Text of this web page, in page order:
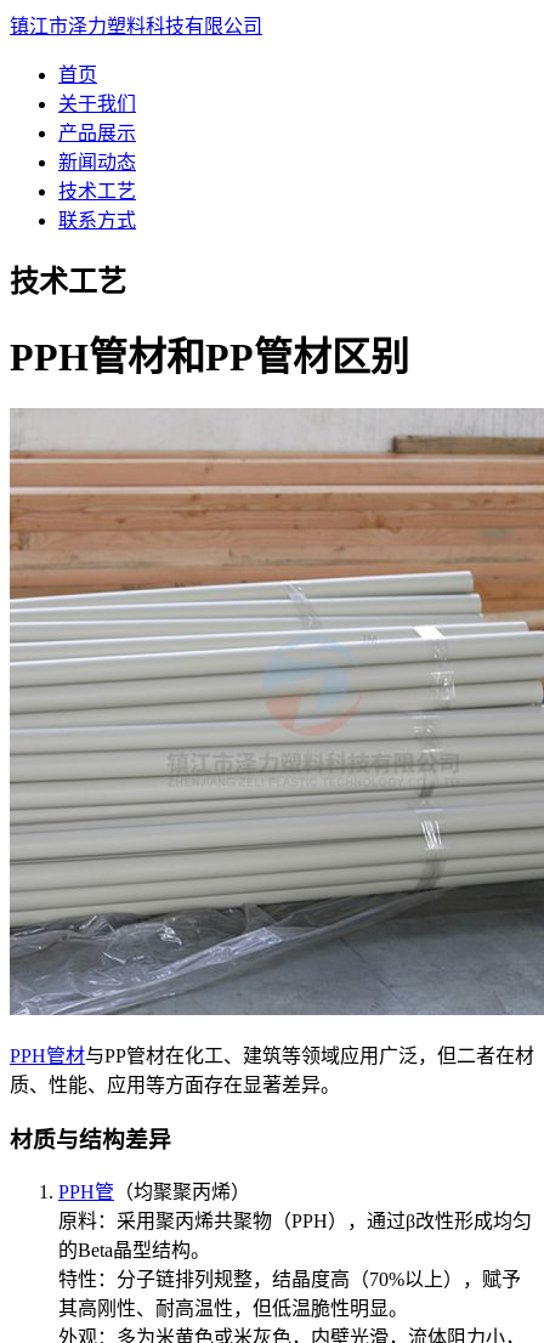
镇江市泽力塑料科技有限公司
首页
关于我们
产品展示
新闻动态
技术工艺
联系方式
技术工艺
PPH管材和PP管材区别
PPH管材与PP管材在化工、建筑等领域应用广泛，但二者在材
质、性能、应用等方面存在显著差异。
材质与结构差异‌
PPH管 （均聚聚丙烯）‌
‌原料‌：采用聚丙烯共聚物（PPH），通过β改性形成均匀
的Beta晶型结构。
‌特性‌：分子链排列规整，结晶度高（70%以上），赋予
其高刚性、耐高温性，但低温脆性明显。
‌外观‌：多为米黄色或米灰色，内壁光滑，流体阻力小，